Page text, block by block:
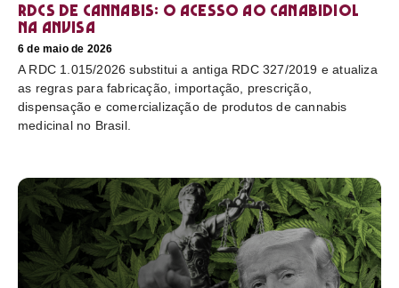
RDCs de cannabis: o acesso ao canabidiol
na Anvisa
6 de maio de 2026
A RDC 1.015/2026 substitui a antiga RDC 327/2019 e atualiza
as regras para fabricação, importação, prescrição,
dispensação e comercialização de produtos de cannabis
medicinal no Brasil.